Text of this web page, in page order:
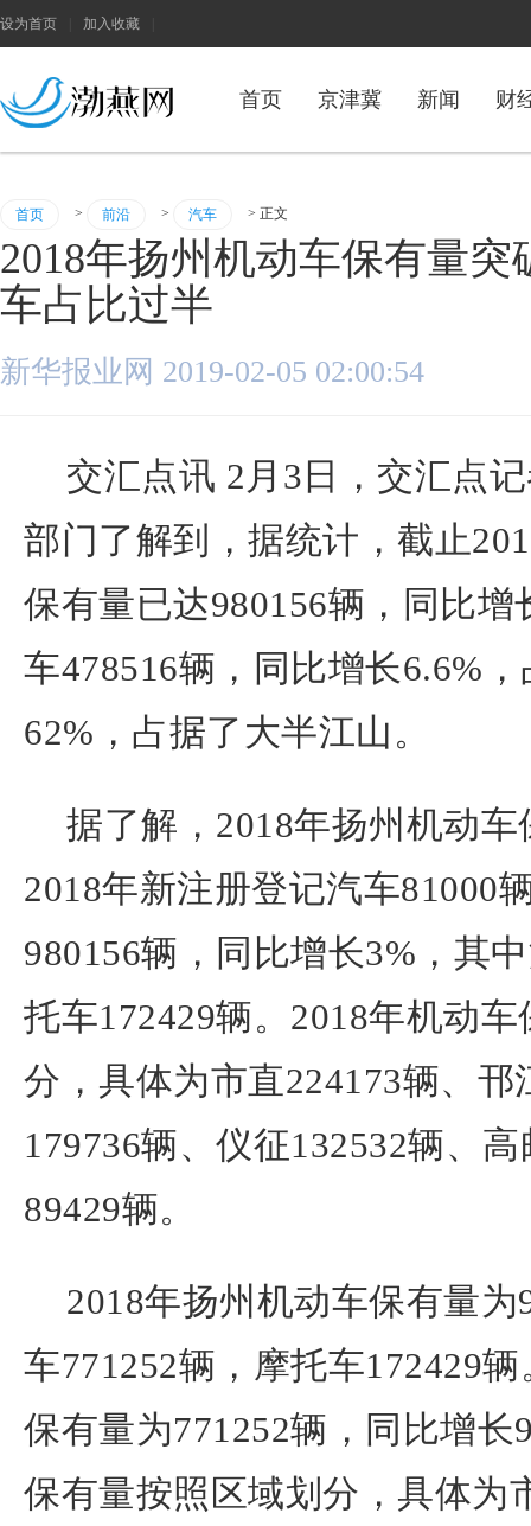
设为首页 加入收藏
首页 京津冀 新闻 财
首页 > 前沿 > 汽车 > 正文
2018年扬州机动车保有量突
车占比过半
新华报业网 2019-02-05 02:00:54
交汇点讯 2月3日，交汇点
部门了解到，据统计，截止
保有量已达980156辆，同比增
车478516辆，同比增长6.6%
62%，占据了大半江山。
据了解，2018年扬州机动
2018年新注册登记汽车81000
980156辆，同比增长3%，其
托车172429辆。2018年机动
分，具体为市直224173辆、邗
179736辆、仪征132532辆、
89429辆。
2018年扬州机动车保有量为
车771252辆，摩托车172429
保有量为771252辆，同比增长
保有量按照区域划分，具体为